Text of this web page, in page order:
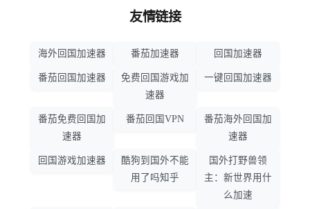
友情链接
海外回国加速器 番茄加速器 回国加速器
番茄回国加速器
免费回国游戏加
速器
一键回国加速器
番茄免费回国加
速器
番茄回国VPN
番茄海外回国加
速器
回国游戏加速器
酷狗到国外不能
用了吗知乎
国外打野兽领
主：新世界用什
么加速